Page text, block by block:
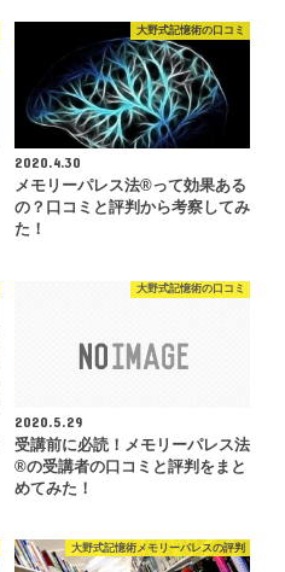
大野式記憶術の口コミ
2020.4.30
メモリーパレス法®︎って効果ある
の？口コミと評判から考察してみ
た！
大野式記憶術の口コミ
2020.5.29
受講前に必読！メモリーパレス法
®︎の受講者の口コミと評判をまと
めてみた！
大野式記憶術メモリーパレスの評判